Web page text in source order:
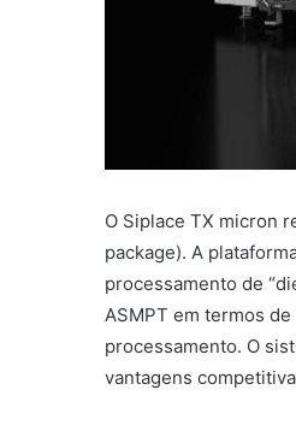
O Siplace TX micron
package). A
processamento de
ASMPT em termos
processamento. O
vantagens